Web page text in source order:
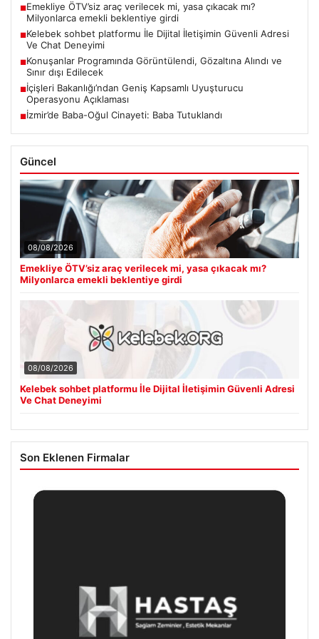
■Emekliye ÖTV’siz araç verilecek mi, yasa çıkacak mı?
Milyonlarca emekli beklentiye girdi
■Kelebek sohbet platformu İle Dijital İletişimin Güvenli Adresi
Ve Chat Deneyimi
■Konuşanlar Programında Görüntülendi, Gözaltına Alındı ve
Sınır dışı Edilecek
■İçişleri Bakanlığı’ndan Geniş Kapsamlı Uyuşturucu
Operasyonu Açıklaması
■İzmir’de Baba-Oğul Cinayeti: Baba Tutuklandı
Güncel
08/08/2026
Emekliye ÖTV’siz araç verilecek mi, yasa çıkacak mı?
Milyonlarca emekli beklentiye girdi
08/08/2026
Kelebek sohbet platformu İle Dijital İletişimin Güvenli Adresi
Ve Chat Deneyimi
Son Eklenen Firmalar